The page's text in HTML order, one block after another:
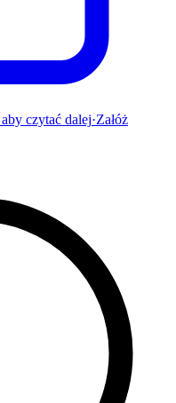
czytać dalej·Załóż